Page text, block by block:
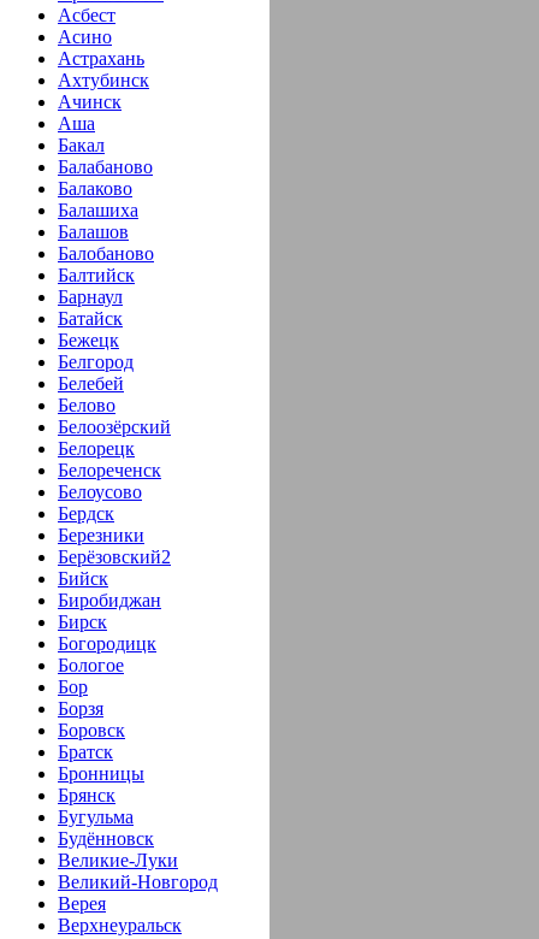
Асбест
Асино
Астрахань
Ахтубинск
Ачинск
Аша
Бакал
Балабаново
Балаково
Балашиха
Балашов
Балобаново
Балтийск
Барнаул
Батайск
Бежецк
Белгород
Белебей
Белово
Белоозёрский
Белорецк
Белореченск
Белоусово
Бердск
Березники
Берёзовский2
Бийск
Биробиджан
Бирск
Богородицк
Бологое
Бор
Борзя
Боровск
Братск
Бронницы
Брянск
Бугульма
Будённовск
Великие-Луки
Великий-Новгород
Верея
Верхнеуральск